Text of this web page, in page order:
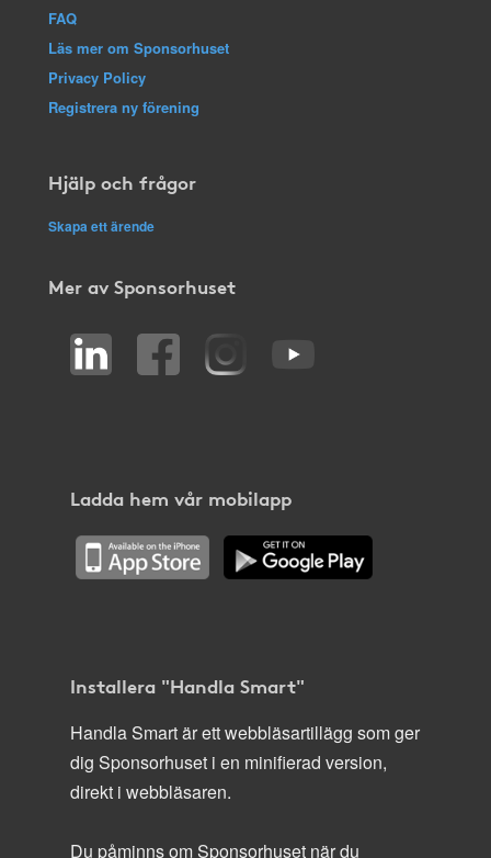
FAQ
Läs mer om Sponsorhuset
Privacy Policy
Registrera ny förening
Hjälp och frågor
Skapa ett ärende
Mer av Sponsorhuset
Ladda hem vår mobilapp
Installera "Handla Smart"
Handla Smart är ett webbläsartillägg som ger
dig Sponsorhuset i en minifierad version,
direkt i webbläsaren.
Du påminns om Sponsorhuset när du